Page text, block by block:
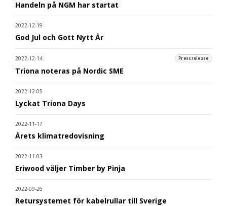
Handeln på NGM har startat
2022-12-19
God Jul och Gott Nytt År
2022-12-14 Pressrelease
Triona noteras på Nordic SME
2022-12-05
Lyckat Triona Days
2022-11-17
Årets klimatredovisning
2022-11-03
Eriwood väljer Timber by Pinja
2022-09-26
Retursystemet för kabelrullar till Sverige